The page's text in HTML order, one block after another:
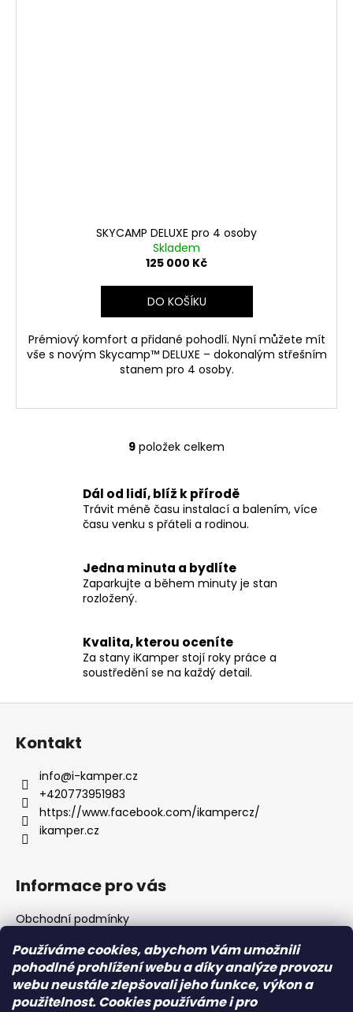
Používáme cookies, abychom Vám umožnili
pohodlné prohlížení webu a díky analýze provozu
webu neustále zlepšovali jeho funkce, výkon a
použitelnost. Cookies používáme i pro
SKYCAMP DELUXE pro 4 osoby
Skladem
125 000 Kč
DO KOŠÍKU
Prémiový komfort a přidané pohodlí. Nyní můžete mít
vše s novým Skycamp™ DELUXE – dokonalým střešním
stanem pro 4 osoby.
O
l
á
d
í
p
k
y
v
ý
9 položek celkem
Dál od lidí, blíž k přírodě
Trávit méně času instalací a balením, více
času venku s přáteli a rodinou.
Jedna minuta a bydlíte
Zaparkujte a během minuty je stan
rozložený.
Kvalita, kterou oceníte
Za stany iKamper stojí roky práce a
soustředění se na každý detail.
Kontakt
info@i-kamper.cz
+420773951983
https://www.facebook.com/ikampercz/
ikamper.cz
Informace pro vás
Obchodní podmínky
Přijímáme online platby